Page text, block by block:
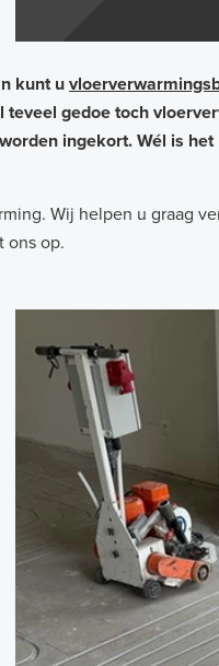
kunt u
gedoe toch
ingekort. Wél is
Wij helpen u graag
ons op.